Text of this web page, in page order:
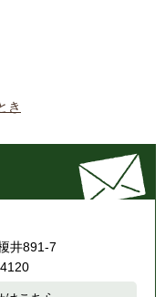
き
井891-7